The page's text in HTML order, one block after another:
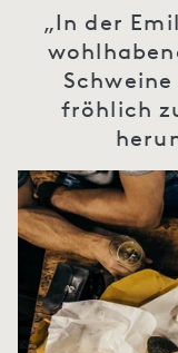
„In der
Schweine
fröhlich